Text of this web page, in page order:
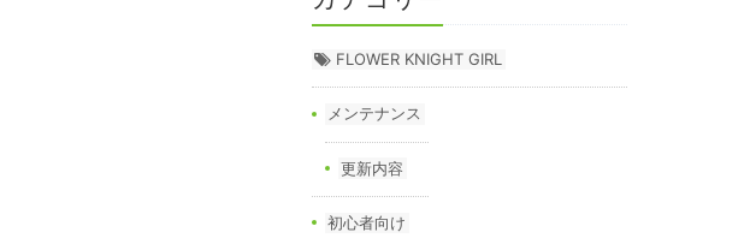
FLOWER KNIGHT GIRL
メンテナンス
更新内容
初心者向け